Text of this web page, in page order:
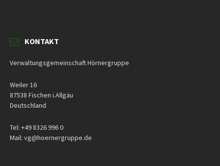
KONTAKT
Verwaltungsgemeinschaft Hörnergruppe
Weiler 16
87538 Fischen i.Allgäu
Deutschland
Tel: +49 8326 996 0
Mail: vg@hoernergruppe.de